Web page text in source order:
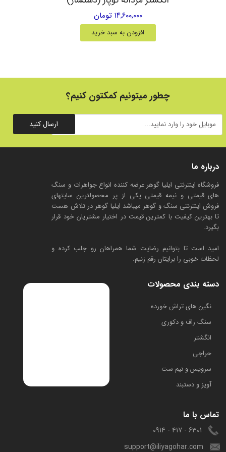
۱۴,۶۰۰,۰۰۰ تومان
افزودن به سبد خرید
درباره ما
فروشگاه اینترنتی ایلیا گوهر عرضه کننده انواع جواهرات و سنگ
های قیمتی و نیمه قیمتی یکی از پر محصولترین سایتهای
فروش اینترنتی سنگ و گوهر میباشد ایلیا گوهر در تلاش هست
تا بهترین کیفیت با کمترین قیمت در اختیار مشتریان خود قرار
بگیرد.
امید است تا بتوانیم رضایت شما همراهان رو جلب کرده و
لحظات خوبی را برایتان رقم زنیم.
دسته بندی محصولات
​نگین های تراش خورده
سنگ راف و دکوری
انگشتر
حراجی
سرویس و نیم ست
آویز و دستبند
تماس با ما
6301 - 417 - 0914
support@iliyagohar.com
چطور میتونیم کمکتون کنیم؟
ارسال کنید